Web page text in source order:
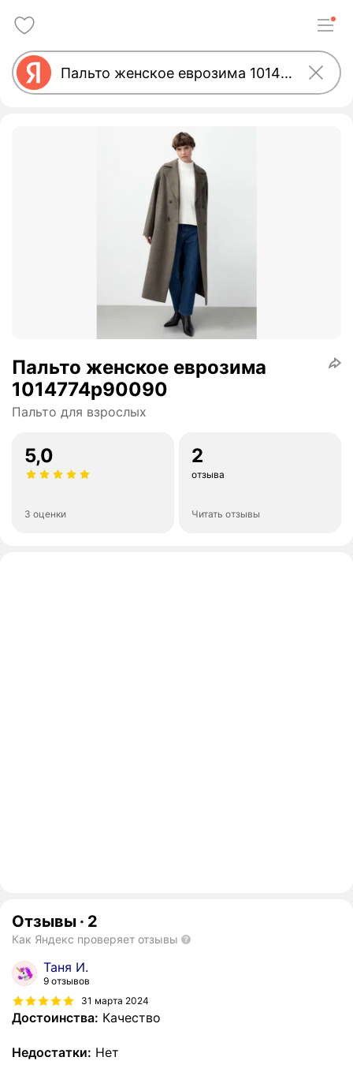
Пальто женское еврозима
1014774p90090
Пальто для взрослых
5,0
3 оценки
2
отзыва
Читать отзывы
Отзывы · 2
Как Яндекс проверяет отзывы
Таня И.
9 отзывов
31 марта 2024
Достоинства: Качество
Недостатки: Нет